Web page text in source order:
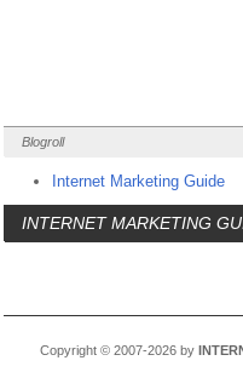
Blogroll
Internet Marketing Guide
INTERNET MARKETING
Copyright © 2007-2026 by